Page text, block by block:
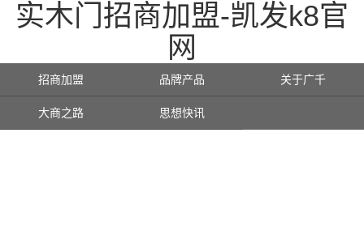
实木门招商加盟-凯发k8官
网
招商加盟 品牌产品 关于广千
大商之路 思想快讯